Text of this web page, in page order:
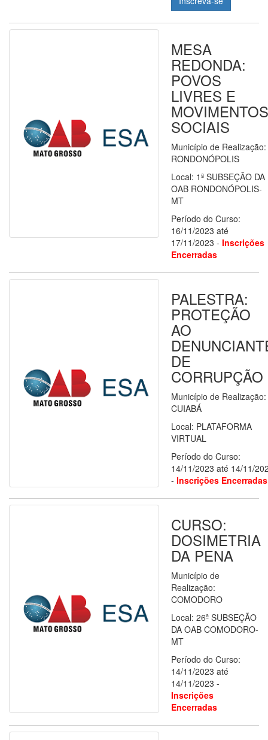
MESA
REDONDA:
POVOS
LIVRES E
MOVIMENTOS
SOCIAIS
Município de Realização:
RONDONÓPOLIS
Local: 1ª SUBSEÇÃO DA
OAB RONDONÓPOLIS-
MT
Período do Curso:
16/11/2023 até
17/11/2023 - Inscrições
Encerradas
PALESTRA:
PROTEÇÃO
AO
DE
CORRUPÇÃO
Município de Realização:
CUIABÁ
Local: PLATAFORMA
VIRTUAL
Período do Curso:
14/11/2023 até 14/11/
- Inscrições Encerradas
CURSO:
DOSIMETRIA
DA PENA
Município de
Realização:
COMODORO
Local: 26ª SUBSEÇÃO
DA OAB COMODORO-
MT
Período do Curso:
14/11/2023 até
14/11/2023 -
Inscrições
Encerradas